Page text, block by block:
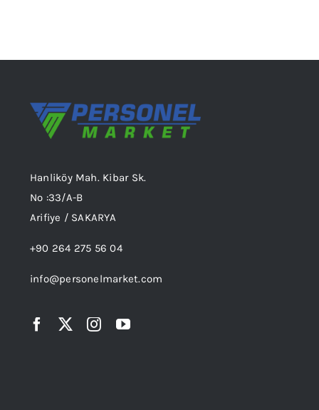
Hanliköy Mah. Kibar Sk.
No :33/A-B
Arifiye / SAKARYA
+90 264 275 56 04
info@personelmarket.com